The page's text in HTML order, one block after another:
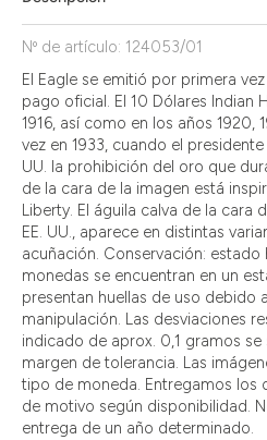
die
Zustimmung
aktivieren.
Nº de artículo: 124053/01
El Eagle se emitió por primera
pago oficial. El 10 Dólares Indian
1916, así como en los años 1920,
vez en 1933, cuando el
UU. la prohibición del oro que
de la cara de la imagen está
Liberty. El águila calva de la cara
EE. UU., aparece en distintas
acuñación. Conservación:
monedas se encuentran en un
presentan huellas de uso debido
manipulación. Las desviaciones
indicado de aprox. 0,1 gramos
margen de tolerancia. Las
tipo de moneda. Entregamos los
de motivo según disponibilidad.
entrega de un año determinado.